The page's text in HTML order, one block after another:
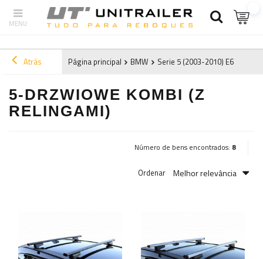
Atrás Página principal BMW Serie 5 (2003-2010) E60/E61
5-DRZWIOWE KOMBI (Z
RELINGAMI)
Número de bens encontrados: 8
Ordenar Melhor relevância